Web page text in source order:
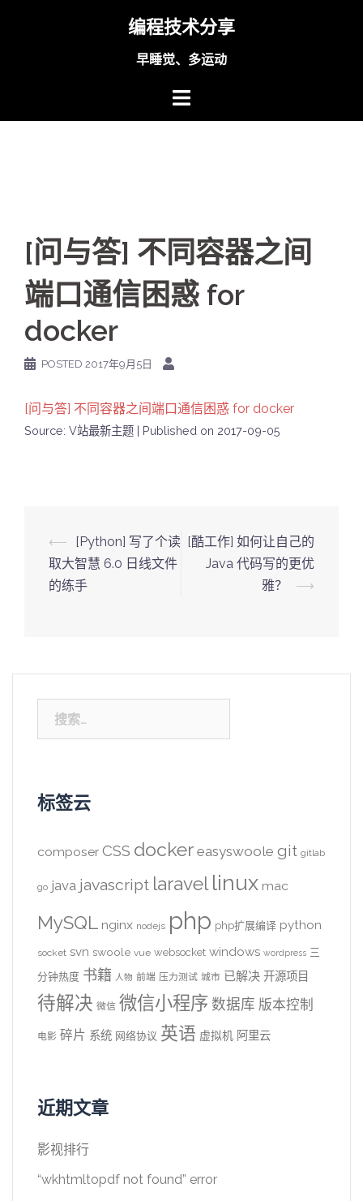
编程技术分享
早睡觉、多运动
[问与答] 不同容器之间
端口通信困惑 for
docker
POSTED 2017年9月5日
[问与答] 不同容器之间端口通信困惑 for docker
Source: V站最新主题 Published on 2017-09-05
Post
navigation
⟵
[Python] 写了个读
取大智慧 6.0 日线文件
的练手
[酷工作] 如何让自己的
Java 代码写的更优
雅？
⟶
索：
标签云
composer CSS docker easyswoole git gitlab
go java javascript laravel linux mac
MySQL nginx nodejs php php扩展编译 python
socket svn swoole vue websocket windows wordpress 三
分钟热度 书籍 人物 前端 压力测试 城市 已解决 开源项目
待解决 微信 微信小程序 数据库 版本控制
电影 碎片 系统 网络协议 英语 虚拟机 阿里云
近期文章
影视排行
“wkhtmltopdf not found” error